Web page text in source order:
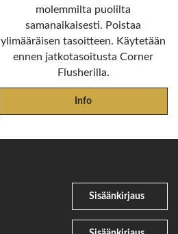
molemmilta puolilta
samanaikaisesti. Poistaa
ylimääräisen tasoitteen. Käytetään
ennen jatkotasoitusta Corner
Flusherilla.
Info
Sisäänkirjaus